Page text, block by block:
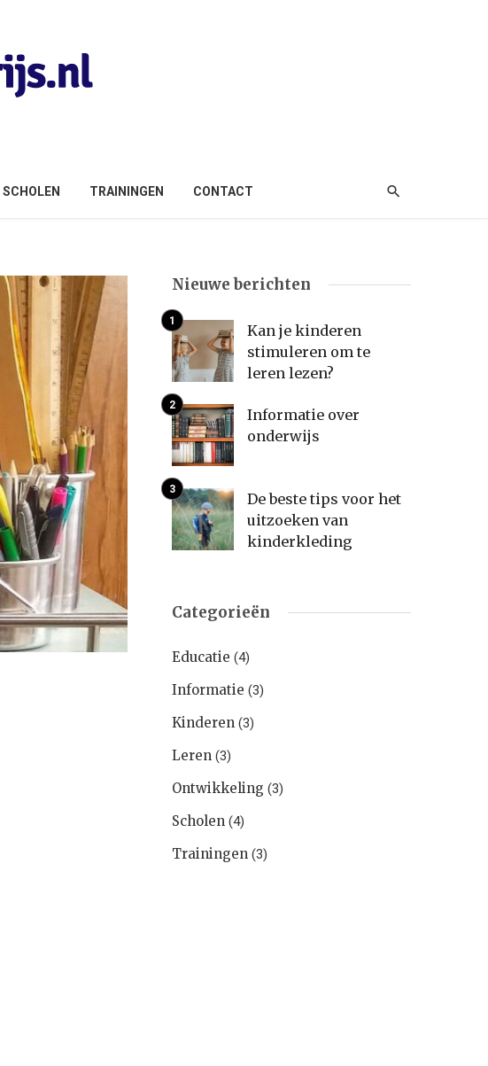
SCHOLEN TRAININGEN CONTACT
Nieuwe berichten
Kan je kinderen
stimuleren om te
leren lezen?
Informatie over
onderwijs
De beste tips voor het
uitzoeken van
kinderkleding
Categorieën
Educatie (4)
Informatie (3)
Kinderen (3)
Leren (3)
Ontwikkeling (3)
Scholen (4)
Trainingen (3)